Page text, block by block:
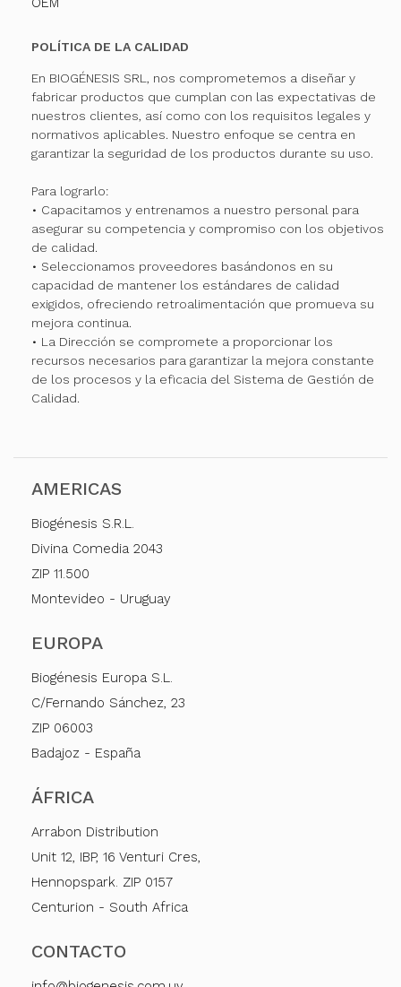
POLÍTICA DE LA CALIDAD
En BIOGÉNESIS SRL, nos comprometemos a diseñar y
fabricar productos que cumplan con las expectativas de
nuestros clientes, así como con los requisitos legales y
normativos aplicables. Nuestro enfoque se centra en
garantizar la seguridad de los productos durante su uso.
Para lograrlo:
• Capacitamos y entrenamos a nuestro personal para
asegurar su competencia y compromiso con los objetivos
de calidad.
• Seleccionamos proveedores basándonos en su
capacidad de mantener los estándares de calidad
exigidos, ofreciendo retroalimentación que promueva su
mejora continua.
• La Dirección se compromete a proporcionar los
recursos necesarios para garantizar la mejora constante
de los procesos y la eficacia del Sistema de Gestión de
Calidad.
AMERICAS
Biogénesis S.R.L.
Divina Comedia 2043
ZIP 11.500
Montevideo - Uruguay
EUROPA
Biogénesis Europa S.L.
C/Fernando Sánchez, 23
ZIP 06003
Badajoz - España
ÁFRICA
Arrabon Distribution
Unit 12, IBP, 16 Venturi Cres,
Hennopspark. ZIP 0157
Centurion - South Africa
CONTACTO